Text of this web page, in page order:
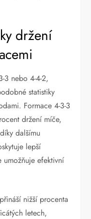
držení
3 nebo 4-4-2,
statistiky
Formace 4-3-3
držení míče,
dalšímu
lepší
umožňuje efektivní
nižší procenta
letech,